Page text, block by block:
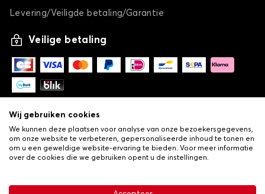
Levering/Veiligde betaling/Garantie
Veilige betaling
Algemene verkoopvoorwaarden•Privacy- en cookiebeleid
Wij gebruiken cookies
We kunnen deze plaatsen voor analyse van onze bezoekersgegevens,
om onze website te verbeteren, gepersonaliseerde inhoud te tonen en
om u een geweldige website-ervaring te bieden. Voor meer informatie
over de cookies die we gebruiken opent u de instellingen.